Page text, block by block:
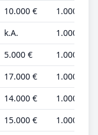
10.000 €
1.000 €
k.A.
1.000 €
5.000 €
1.000 €
17.000 €
1.000 €
14.000 €
1.000 €
15.000 €
1.000 €